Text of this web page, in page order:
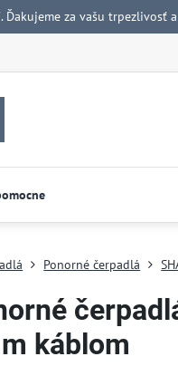
za vašu trpezlivosť
Ponorné čerpadlá
káblom